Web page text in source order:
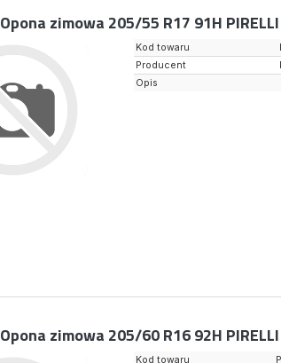
Opona zimowa 205/55 R17 91H PIRELLI
Kod towaru
Producent
Opis
Opona zimowa 205/60 R16 92H PIRELLI
Kod towaru